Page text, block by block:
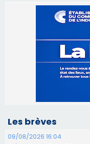
Les brèves
09/08/2026 16:04